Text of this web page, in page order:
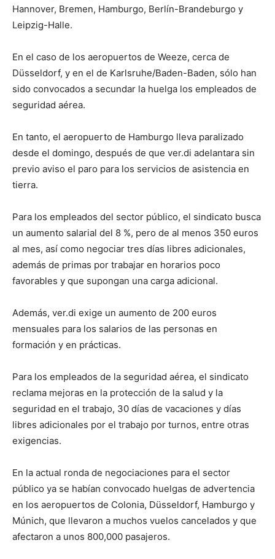
Hannover, Bremen, Hamburgo, Berlín-Brandeburgo y
Leipzig-Halle.
En el caso de los aeropuertos de Weeze, cerca de
Düsseldorf, y en el de Karlsruhe/Baden-Baden, sólo han
sido convocados a secundar la huelga los empleados de
seguridad aérea.
En tanto, el aeropuerto de Hamburgo lleva paralizado
desde el domingo, después de que ver.di adelantara sin
previo aviso el paro para los servicios de asistencia en
tierra.
Para los empleados del sector público, el sindicato busca
un aumento salarial del 8 %, pero de al menos 350 euros
al mes, así como negociar tres días libres adicionales,
además de primas por trabajar en horarios poco
favorables y que supongan una carga adicional.
Además, ver.di exige un aumento de 200 euros
mensuales para los salarios de las personas en
formación y en prácticas.
Para los empleados de la seguridad aérea, el sindicato
reclama mejoras en la protección de la salud y la
seguridad en el trabajo, 30 días de vacaciones y días
libres adicionales por el trabajo por turnos, entre otras
exigencias.
En la actual ronda de negociaciones para el sector
público ya se habían convocado huelgas de advertencia
en los aeropuertos de Colonia, Düsseldorf, Hamburgo y
Múnich, que llevaron a muchos vuelos cancelados y que
afectaron a unos 800,000 pasajeros.